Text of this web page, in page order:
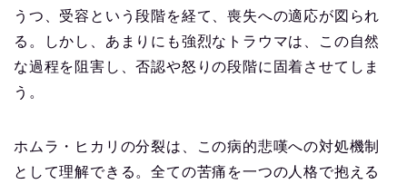
うつ、受容という段階を経て、喪失への適応が図られ
る。しかし、あまりにも強烈なトラウマは、この自然
な過程を阻害し、否認や怒りの段階に固着させてしま
う。
ホムラ・ヒカリの分裂は、この病的悲嘆への対処機制
として理解できる。全ての苦痛を一つの人格で抱える